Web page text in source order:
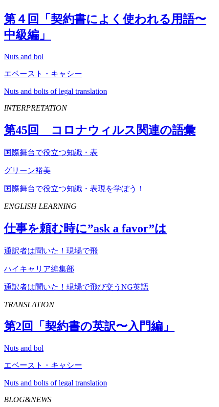
第４回「契約書によく使われる用語〜
中級編」
Nuts and bol
エベースト・キャシー
Nuts and bolts of legal translation
INTERPRETATION
第45回 コロナウィルス関連の語彙
国際舞台で役立つ知識・表
グリーン裕美
国際舞台で役立つ知識・表現を学ぼう！
ENGLISH LEARNING
仕事を頼む時に”ask a favor”は
通訳者は聞いた！現場で飛
ハイキャリア編集部
通訳者は聞いた！現場で飛び交うNG英語
TRANSLATION
第2回「契約書の英訳〜入門編」
Nuts and bol
エベースト・キャシー
Nuts and bolts of legal translation
BLOG&NEWS